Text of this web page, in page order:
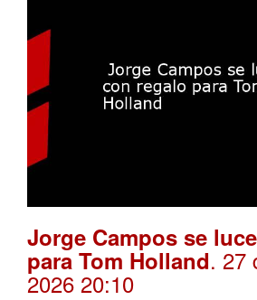
Jorge Campos se
para Tom Holland. 27
2026 20:10